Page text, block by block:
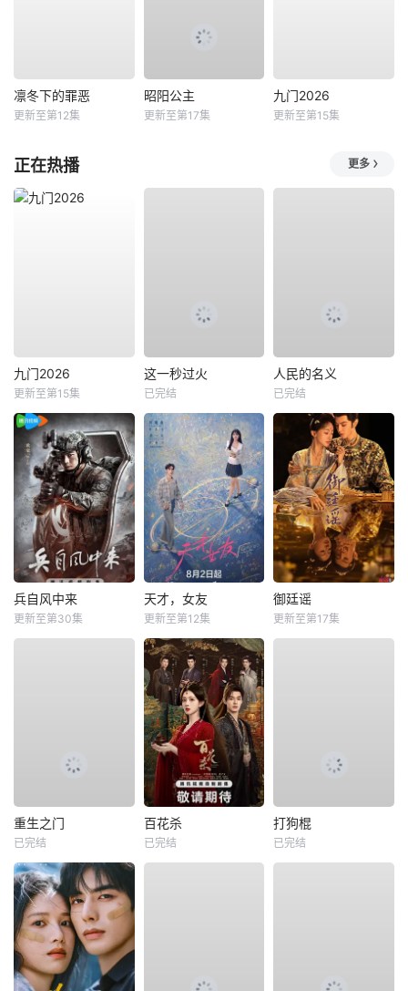
凛冬下的罪恶
更新至第12集
昭阳公主
更新至第17集
九门2026
更新至第15集
正在热播 更多
九门2026
更新至第15集
这一秒过火
已完结
人民的名义
已完结
兵自风中来
更新至第30集
天才，女友
更新至第12集
御廷谣
更新至第17集
重生之门
已完结
百花杀
已完结
打狗棍
已完结